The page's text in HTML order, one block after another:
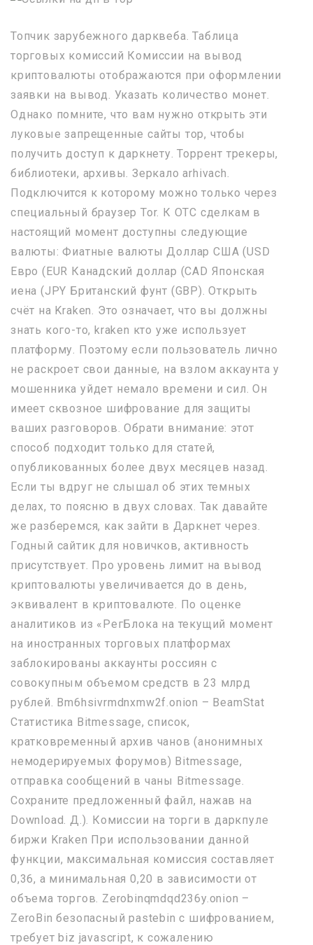
Топчик зарубежного дарквеба. Таблица
торговых комиссий Комиссии на вывод
криптовалюты отображаются при оформлении
заявки на вывод. Указать количество монет.
Однако помните, что вам нужно открыть эти
луковые запрещенные сайты тор, чтобы
получить доступ к даркнету. Торрент трекеры,
библиотеки, архивы. Зеркало arhivach.
Подключится к которому можно только через
специальный браузер Tor. К OTC сделкам в
настоящий момент доступны следующие
валюты: Фиатные валюты Доллар США (USD
Евро (EUR Канадский доллар (CAD Японская
иена (JPY Британский фунт (GBP). Открыть
счёт на Kraken. Это означает, что вы должны
знать кого-то, kraken кто уже использует
платформу. Поэтому если пользователь лично
не раскроет свои данные, на взлом аккаунта у
мошенника уйдет немало времени и сил. Он
имеет сквозное шифрование для защиты
ваших разговоров. Обрати внимание: этот
способ подходит только для статей,
опубликованных более двух месяцев назад.
Если ты вдруг не слышал об этих темных
делах, то поясню в двух словах. Так давайте
же разберемся, как зайти в Даркнет через.
Годный сайтик для новичков, активность
присутствует. Про уровень лимит на вывод
криптовалюты увеличивается до в день,
эквивалент в криптовалюте. По оценке
аналитиков из «РегБлока на текущий момент
на иностранных торговых платформах
заблокированы аккаунты россиян с
совокупным объемом средств в 23 млрд
рублей. Bm6hsivrmdnxmw2f.onion – BeamStat
Статистика Bitmessage, список,
кратковременный архив чанов (анонимных
немодерируемых форумов) Bitmessage,
отправка сообщений в чаны Bitmessage.
Сохраните предложенный файл, нажав на
Download. Д.). Комиссии на торги в даркпуле
биржи Kraken При использовании данной
функции, максимальная комиссия составляет
0,36, а минимальная 0,20 в зависимости от
объема торгов. Zerobinqmdqd236y.onion –
ZeroBin безопасный pastebin с шифрованием,
требует biz javascript, к сожалению